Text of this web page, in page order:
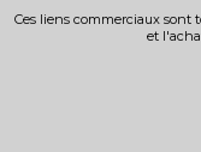
Ces liens commerciaux sont
et